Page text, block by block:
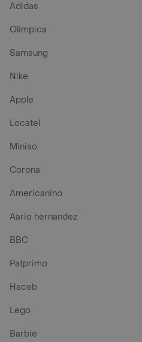
Adidas
Olimpica
Samsung
Nike
Apple
Locatel
Miniso
Corona
Americanino
Aario hernandez
BBC
Patprimo
Haceb
Lego
Barbie